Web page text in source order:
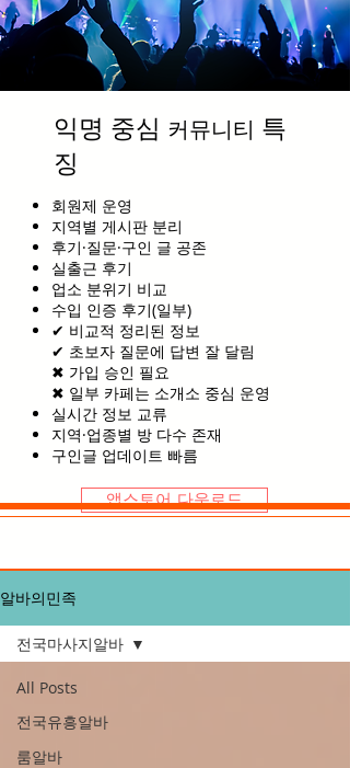
익명 중심 커뮤니티 특
징
회원제 운영
지역별 게시판 분리
후기·질문·구인 글 공존
실출근 후기
업소 분위기 비교
수입 인증 후기(일부)
✔ 비교적 정리된 정보
✔ 초보자 질문에 답변 잘 달림
✖ 가입 승인 필요
✖ 일부 카페는 소개소 중심 운영
실시간 정보 교류
지역·업종별 방 다수 존재
구인글 업데이트 빠름
앱스토어 다운로드
알바의민족
All Posts
전국유흥알바
룸알바
전국마사지알바